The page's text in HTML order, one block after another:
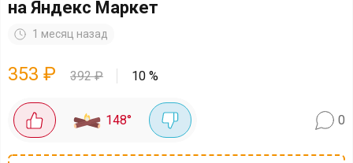
на Яндекс Маркет
1 месяц назад
353 ₽ 392₽ 10 %
148° 0